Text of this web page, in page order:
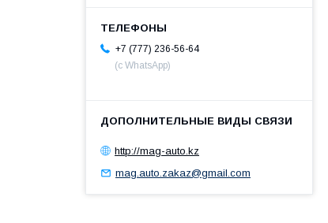
+7 (777) 236-56-64
(с WhatsApp)
http://mag-auto.kz
mag.auto.zakaz@gmail.com